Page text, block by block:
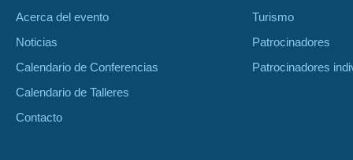
Acerca del evento
Noticias
Calendario de Conferencias
Calendario de Talleres
Contacto
Turismo
Patrocinadores
Patrocinadores